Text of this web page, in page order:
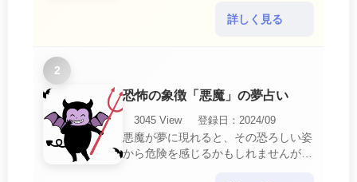
中で感じるわずらわしさやストレスか
詳しく見る
2
恐怖の象徴「悪魔」の夢占い
3045 View
登録日：2024/09
悪魔が夢に現れると、その恐ろしい姿
から危険を感じるかもしれませんが、